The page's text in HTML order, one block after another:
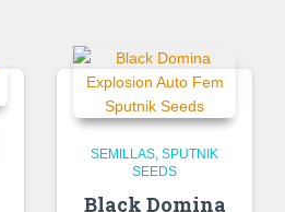
SEMILLAS SPUTNIK
SEEDS
Black Domina